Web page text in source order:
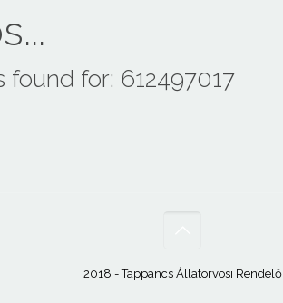
found for: 612497017
2018 - Tappancs Állatorvosi Rendelő